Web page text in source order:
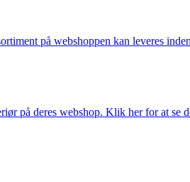
på webshoppen kan leveres
på deres webshop. Klik her for at se